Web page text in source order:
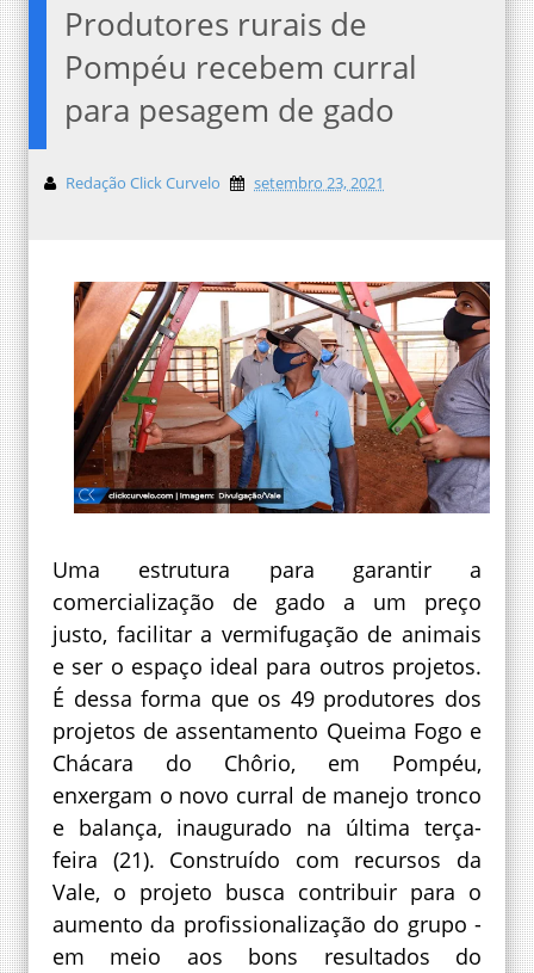
Produtores rurais de
Pompéu recebem curral
para pesagem de gado
Redação Click Curvelo setembro 23, 2021
Uma estrutura para garantir a
comercialização de gado a um preço
justo, facilitar a vermifugação de animais
e ser o espaço ideal para outros projetos.
É dessa forma que os 49 produtores dos
projetos de assentamento Queima Fogo e
Chácara do Chôrio, em Pompéu,
enxergam o novo curral de manejo tronco
e balança, inaugurado na última terça-
feira (21). Construído com recursos da
Vale, o projeto busca contribuir para o
aumento da profissionalização do grupo -
em meio aos bons resultados do